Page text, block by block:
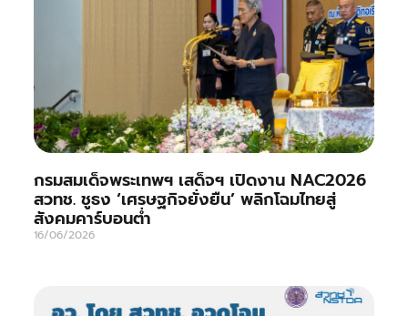
กรมสมเด็จพระเทพฯ เสด็จฯ เปิดงาน NAC2026
สวทช. ชูธง ‘เศรษฐกิจยั่งยืน’ พลิกโฉมไทยสู่
สังคมคาร์บอนต่ำ
16/06/2026